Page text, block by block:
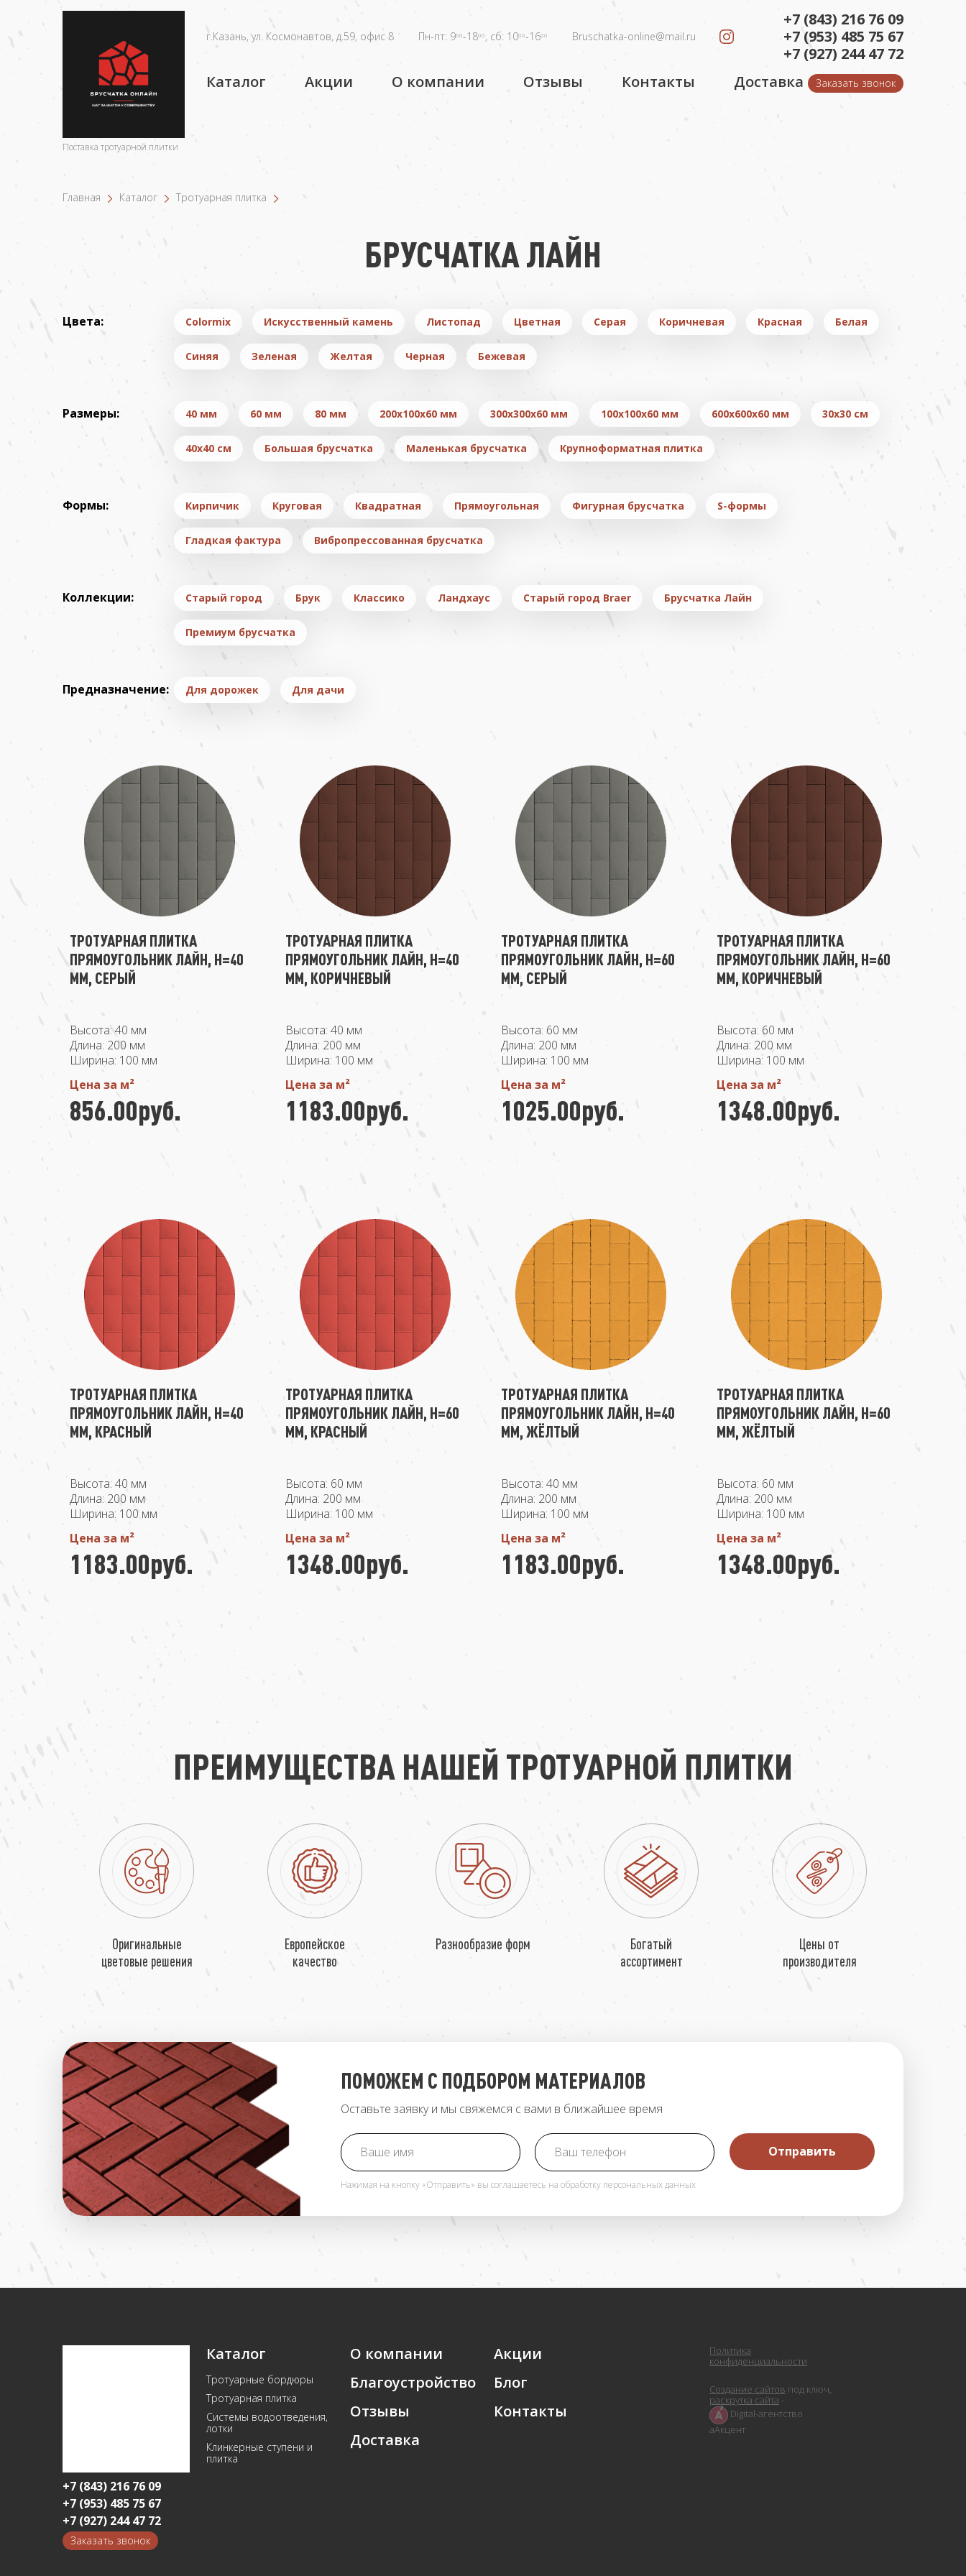
Поставка тротуарной плитки
г.Казань, ул. Космонавтов, д.59, офис 8 Пн-пт: 900-1800, сб: 1000-1600 Bruschatka-online@mail.ru
+7 (843) 216 76 09
+7 (953) 485 75 67
+7 (927) 244 47 72
Каталог
Акции О компании Отзывы Контакты Доставка Заказать звонок
Главная Каталог Тротуарная плитка
БРУСЧАТКА ЛАЙН
Цвета: Colormix Искусственный камень Листопад Цветная Серая Коричневая Красная Белая
Синяя Зеленая Желтая Черная Бежевая
Размеры: 40 мм 60 мм 80 мм 200x100x60 мм 300x300x60 мм 100x100x60 мм 600х600х60 мм 30х30 см
40х40 см Большая брусчатка Маленькая брусчатка Крупноформатная плитка
Формы: Кирпичик Круговая Квадратная Прямоугольная Фигурная брусчатка S-формы
Гладкая фактура Вибропрессованная брусчатка
Коллекции: Старый город Брук Классико Ландхаус Старый город Braer Брусчатка Лайн
Премиум брусчатка
Предназначение: Для дорожек Для дачи
ТРОТУАРНАЯ ПЛИТКА
ПРЯМОУГОЛЬНИК ЛАЙН, H=40
ММ, СЕРЫЙ
Высота: 40 мм
Длина: 200 мм
Ширина: 100 мм
Цена за м²
856.00руб.
ТРОТУАРНАЯ ПЛИТКА
ПРЯМОУГОЛЬНИК ЛАЙН, H=40
ММ, КОРИЧНЕВЫЙ
Высота: 40 мм
Длина: 200 мм
Ширина: 100 мм
Цена за м²
1183.00руб.
ТРОТУАРНАЯ ПЛИТКА
ПРЯМОУГОЛЬНИК ЛАЙН, H=60
ММ, СЕРЫЙ
Высота: 60 мм
Длина: 200 мм
Ширина: 100 мм
Цена за м²
1025.00руб.
ТРОТУАРНАЯ ПЛИТКА
ПРЯМОУГОЛЬНИК ЛАЙН, H=60
ММ, КОРИЧНЕВЫЙ
Высота: 60 мм
Длина: 200 мм
Ширина: 100 мм
Цена за м²
1348.00руб.
ТРОТУАРНАЯ ПЛИТКА
ПРЯМОУГОЛЬНИК ЛАЙН, H=40
ММ, КРАСНЫЙ
Высота: 40 мм
Длина: 200 мм
Ширина: 100 мм
Цена за м²
1183.00руб.
ТРОТУАРНАЯ ПЛИТКА
ПРЯМОУГОЛЬНИК ЛАЙН, H=60
ММ, КРАСНЫЙ
Высота: 60 мм
Длина: 200 мм
Ширина: 100 мм
Цена за м²
1348.00руб.
ТРОТУАРНАЯ ПЛИТКА
ПРЯМОУГОЛЬНИК ЛАЙН, H=40
ММ, ЖЁЛТЫЙ
Высота: 40 мм
Длина: 200 мм
Ширина: 100 мм
Цена за м²
1183.00руб.
ТРОТУАРНАЯ ПЛИТКА
ПРЯМОУГОЛЬНИК ЛАЙН, H=60
ММ, ЖЁЛТЫЙ
Высота: 60 мм
Длина: 200 мм
Ширина: 100 мм
Цена за м²
1348.00руб.
ПРЕИМУЩЕСТВА НАШЕЙ ТРОТУАРНОЙ ПЛИТКИ
Оригинальные
цветовые решения
Европейское
качество
Разнообразие форм
Богатый
ассортимент
Цены от
производителя
ПОМОЖЕМ С ПОДБОРОМ МАТЕРИАЛОВ
Оставьте заявку и мы свяжемся с вами в ближайшее время
Отправить
Нажимая на кнопку «Отправить» вы соглашаетесь на обработку персональных данных
+7 (843) 216 76 09
+7 (953) 485 75 67
+7 (927) 244 47 72
Заказать звонок
Каталог
Тротуарные бордюры
Тротуарная плитка
Системы водоотведения,
лотки
Клинкерные ступени и
плитка
О компании
Благоустройство
Отзывы
Доставка
Акции
Блог
Контакты
Политика
конфиденциальности
Создание сайтов под ключ,
раскрутка сайта -
Digital-агентство
аАкцент